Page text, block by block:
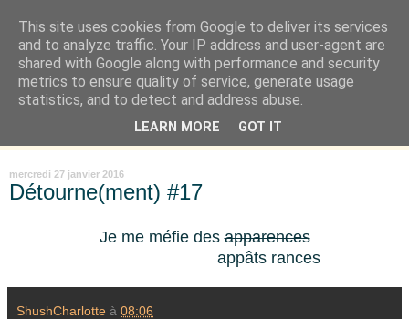
Là où je suis née
"Les temps sont durs pour les rêveurs" mais shush shush,
j'ai le cœur à l'affût et j'ouvre mon carnet de peau. « Soyez
vous-même, tous les autres sont déjà pris. » Oscar Wilde
mercredi 27 janvier 2016
Détourne(ment) #17
Je me méfie desapparences
appâts rances
ShushCharlotte à 08:06
This site uses cookies from Google to deliver its services
and to analyze traffic. Your IP address and user-agent are
shared with Google along with performance and security
metrics to ensure quality of service, generate usage
statistics, and to detect and address abuse.
LEARN MORE GOT IT